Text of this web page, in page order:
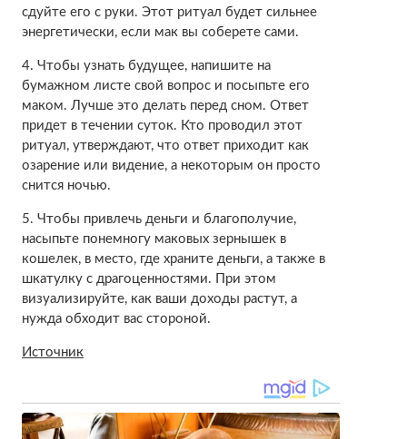
сдуйте его с руки. Этот ритуал будет сильнее
энергетически, если мак вы соберете сами.
4. Чтобы узнать будущее, напишите на
бумажном листе свой вопрос и посыпьте его
маком. Лучше это делать перед сном. Ответ
придет в течении суток. Кто проводил этот
ритуал, утверждают, что ответ приходит как
озарение или видение, а некоторым он просто
снится ночью.
5. Чтобы привлечь деньги и благополучие,
насыпьте понемногу маковых зернышек в
кошелек, в место, где храните деньги, а также в
шкатулку с драгоценностями. При этом
визуализируйте, как ваши доходы растут, а
нужда обходит вас стороной.
Источник